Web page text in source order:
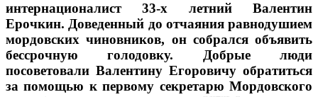
интернационалист 33-х летний Валентин
Ерочкин. Доведенный до отчаяния равнодушием
мордовских чиновников, он собрался объявить
бессрочную голодовку. Добрые люди
посоветовали Валентину Егоровичу обратиться
за помощью к первому секретарю Мордовского